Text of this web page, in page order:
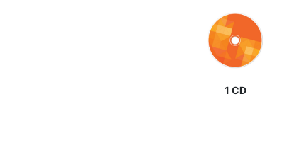
1 CD